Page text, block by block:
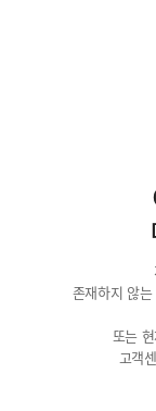
존재하지 않
또는
고객